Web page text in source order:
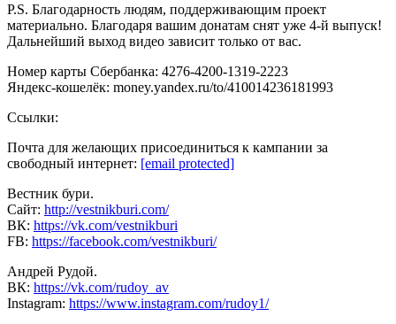
P.S. Благодарность людям, поддерживающим проект
материально. Благодаря вашим донатам снят уже 4-й выпуск!
Дальнейший выход видео зависит только от вас.
Номер карты Сбербанка: 4276-4200-1319-2223
Яндекс-кошелёк: money.yandex.ru/to/410014236181993
Ссылки:
Почта для желающих присоединиться к кампании за
свободный интернет: [email protected]
Вестник бури.
Сайт: http://vestnikburi.com/
ВК: https://vk.com/vestnikburi
FB: https://facebook.com/vestnikburi/
Андрей Рудой.
ВК: https://vk.com/rudoy_av
Instagram: https://www.instagram.com/rudoy1/